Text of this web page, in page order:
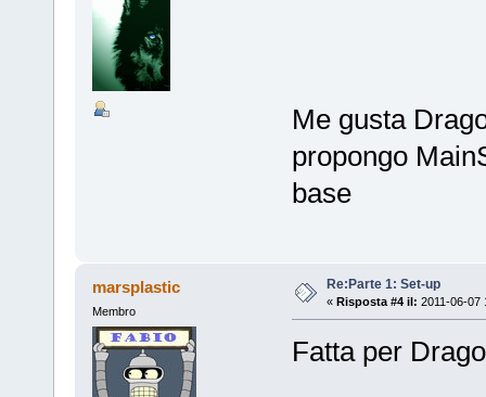
Me gusta
propongo
base
marsplastic
Membro
Re:Parte 1: Set-up
« Risposta #4 il: 2011-06-07
Fatta per